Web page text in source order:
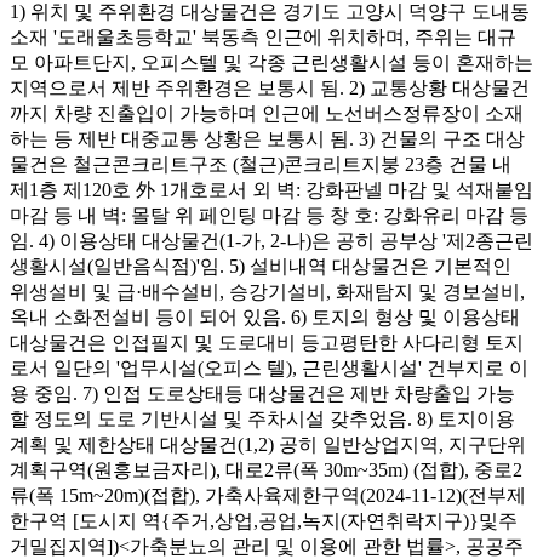
1) 위치 및 주위환경 대상물건은 경기도 고양시 덕양구 도내동
소재 '도래울초등학교' 북동측 인근에 위치하며, 주위는 대규
모 아파트단지, 오피스텔 및 각종 근린생활시설 등이 혼재하는
지역으로서 제반 주위환경은 보통시 됨. 2) 교통상황 대상물건
까지 차량 진출입이 가능하며 인근에 노선버스정류장이 소재
하는 등 제반 대중교통 상황은 보통시 됨. 3) 건물의 구조 대상
물건은 철근콘크리트구조 (철근)콘크리트지붕 23층 건물 내
제1층 제120호 外 1개호로서 외 벽: 강화판넬 마감 및 석재붙임
마감 등 내 벽: 몰탈 위 페인팅 마감 등 창 호: 강화유리 마감 등
임. 4) 이용상태 대상물건(1-가, 2-나)은 공히 공부상 '제2종근린
생활시설(일반음식점)'임. 5) 설비내역 대상물건은 기본적인
위생설비 및 급·배수설비, 승강기설비, 화재탐지 및 경보설비,
옥내 소화전설비 등이 되어 있음. 6) 토지의 형상 및 이용상태
대상물건은 인접필지 및 도로대비 등고평탄한 사다리형 토지
로서 일단의 '업무시설(오피스 텔), 근린생활시설' 건부지로 이
용 중임. 7) 인접 도로상태등 대상물건은 제반 차량출입 가능
할 정도의 도로 기반시설 및 주차시설 갖추었음. 8) 토지이용
계획 및 제한상태 대상물건(1,2) 공히 일반상업지역, 지구단위
계획구역(원흥보금자리), 대로2류(폭 30m~35m) (접합), 중로2
류(폭 15m~20m)(접합), 가축사육제한구역(2024-11-12)(전부제
한구역 [도시지 역{주거,상업,공업,녹지(자연취락지구)}및주
거밀집지역])<가축분뇨의 관리 및 이용에 관한 법률>, 공공주